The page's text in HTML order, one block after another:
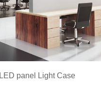
LED panel Light Case